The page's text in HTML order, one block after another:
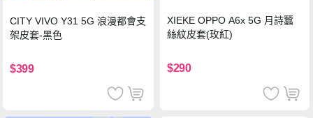
CITY VIVO Y31 5G 浪漫都會支
架皮套-黑色
$399
XIEKE OPPO A6x 5G 月詩蠶
絲紋皮套(玫紅)
$290